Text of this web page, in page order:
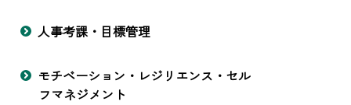
人事考課・目標管理
モチベーション・レジリエンス・セル
フマネジメント